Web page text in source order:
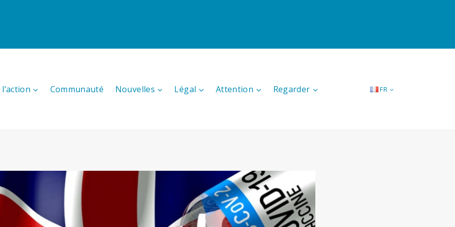
Communauté Nouvelles Légal Attention Regarder FR